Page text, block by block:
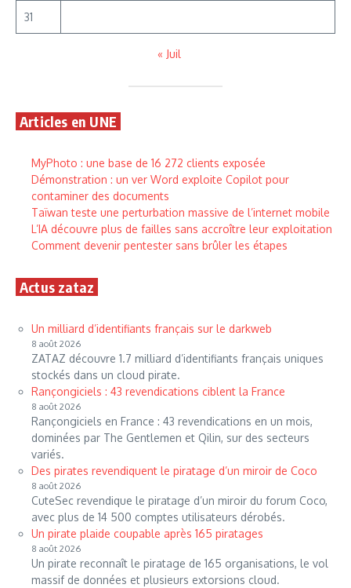
31
« Juil
Articles en UNE
MyPhoto : une base de 16 272 clients exposée
Démonstration : un ver Word exploite Copilot pour
contaminer des documents
Taïwan teste une perturbation massive de l’internet mobile
L’IA découvre plus de failles sans accroître leur exploitation
Comment devenir pentester sans brûler les étapes
Actus zataz
Un milliard d’identifiants français sur le darkweb
8 août 2026
ZATAZ découvre 1.7 milliard d’identifiants français uniques
stockés dans un cloud pirate.
Rançongiciels : 43 revendications ciblent la France
8 août 2026
Rançongiciels en France : 43 revendications en un mois,
dominées par The Gentlemen et Qilin, sur des secteurs
variés.
Des pirates revendiquent le piratage d’un miroir de Coco
8 août 2026
CuteSec revendique le piratage d’un miroir du forum Coco,
avec plus de 14 500 comptes utilisateurs dérobés.
Un pirate plaide coupable après 165 piratages
8 août 2026
Un pirate reconnaît le piratage de 165 organisations, le vol
massif de données et plusieurs extorsions cloud.